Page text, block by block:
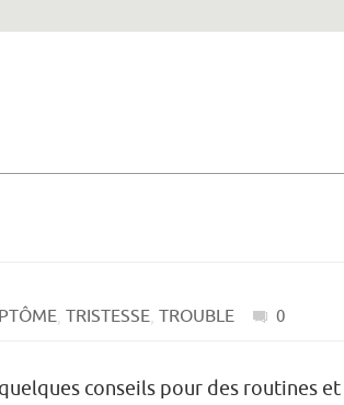
, TRISTESSE, TROUBLE 0
conseils pour des routines et